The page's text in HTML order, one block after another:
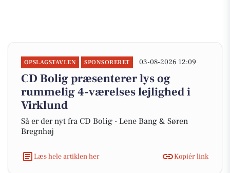
OPSLAGSTAVLEN SPONSORERET 03-08-2026 12:09
CD Bolig præsenterer lys og
rummelig 4-værelses lejlighed i
Virklund
Så er der nyt fra CD Bolig - Lene Bang & Søren
Bregnhøj
Læs hele artiklen her Kopiér link